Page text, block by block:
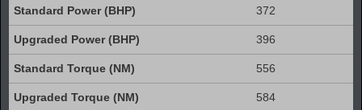
372
396
556
584